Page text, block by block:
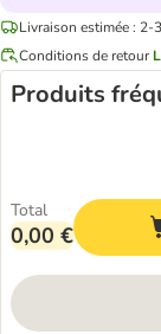
Livraison estimée : 2-
Conditions de retour
Produits
Total
0,00 €